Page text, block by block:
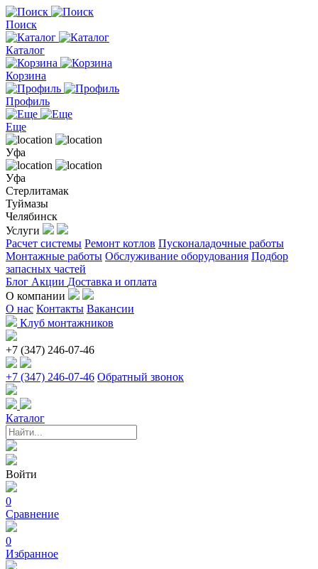
Поиск
Каталог
Корзина
Профиль
Еще
Уфа
Уфа
Стерлитамак
Туймазы
Челябинск
Услуги
Расчет системы Ремонт котлов Пусконаладочные работы
Монтажные работы Обслуживание оборудования Подбор
запасных частей
Блог Акции Доставка и оплата
О компании
О нас Контакты Вакансии
Клуб монтажников
+7 (347) 246-07-46
+7 (347) 246-07-46 Обратный звонок
Каталог
Войти
0
Сравнение
0
Избранное